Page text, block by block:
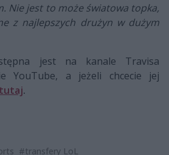
Nie jest to może światowa topka,
z najlepszych drużyn w dużym
jest na kanale Travisa
YouTube, a jeżeli chcecie jej
tutaj.
#transfery LoL